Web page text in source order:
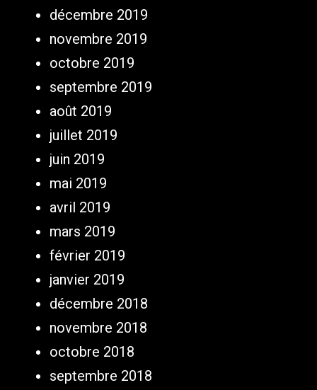
décembre 2019
novembre 2019
octobre 2019
septembre 2019
août 2019
juillet 2019
juin 2019
mai 2019
avril 2019
mars 2019
février 2019
janvier 2019
décembre 2018
novembre 2018
octobre 2018
septembre 2018